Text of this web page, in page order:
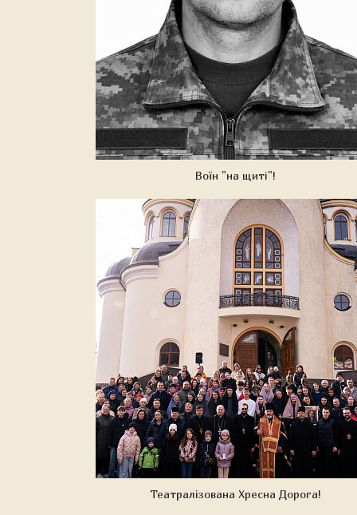
Воїн "на щиті"!
Театралізована Хресна Дорога!